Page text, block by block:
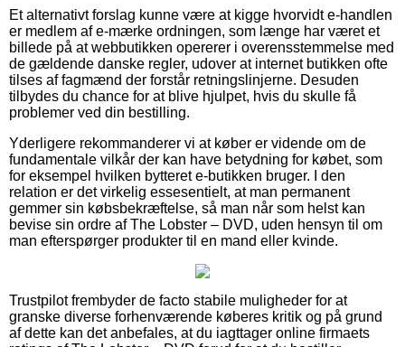
Et alternativt forslag kunne være at kigge hvorvidt e-handlen
er medlem af e-mærke ordningen, som længe har været et
billede på at webbutikken opererer i overensstemmelse med
de gældende danske regler, udover at internet butikken ofte
tilses af fagmænd der forstår retningslinjerne. Desuden
tilbydes du chance for at blive hjulpet, hvis du skulle få
problemer ved din bestilling.
Yderligere rekommanderer vi at køber er vidende om de
fundamentale vilkår der kan have betydning for købet, som
for eksempel hvilken bytteret e-butikken bruger. I den
relation er det virkelig essesentielt, at man permanent
gemmer sin købsbekræftelse, så man når som helst kan
bevise sin ordre af The Lobster – DVD, uden hensyn til om
man efterspørger produkter til en mand eller kvinde.
Trustpilot frembyder de facto stabile muligheder for at
granske diverse forhenværende køberes kritik og på grund
af dette kan det anbefales, at du iagttager online firmaets